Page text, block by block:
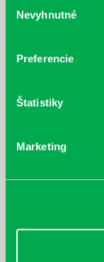
súhlasu
Nevyhnutné
Preferencie
Štatistiky
Marketing
cyklistu modernej doby:
nezastaviteľný